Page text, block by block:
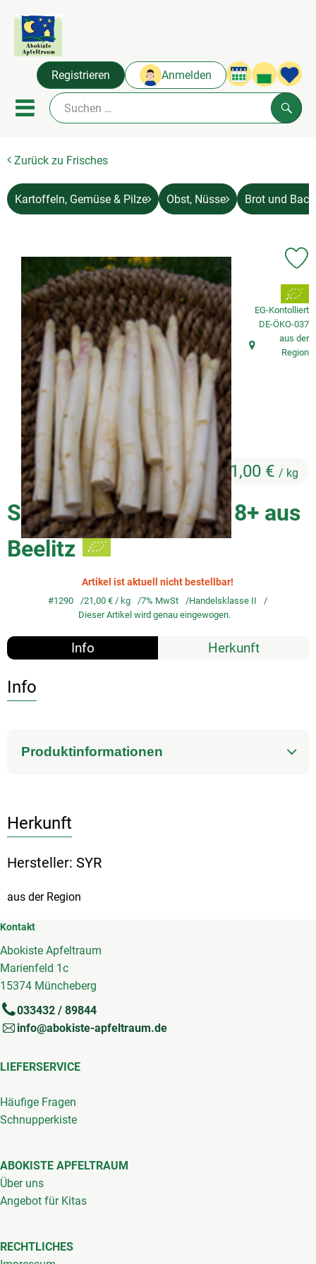
Registrieren Anmelden
Mobiles Menu öffnen oder
Abokisten
Angebot & Neues
Naturkost
Über uns
So geht's
Service
Unsere regionalen Erzeuger
Zurück zu Frisches
Kartoffeln, Gemüse & Pilze Obst, Nüsse Brot und
Spargel, weiß-violett,18+ aus
Beelitz
21,00 € / kg
, Verband:
EG-Kontolliert
, Kontrollstelle:
DE-ÖKO-037
, Herkunft:
aus der
Region
Artikel ist aktuell nicht bestellbar!
#1290 21,00 €/ kg 7% MwSt
Handelsklasse II
Dieser Artikel wird genau eingewogen.
Info Herkunft
Info
Produktinformationen
Herkunft
Hersteller: SYR
aus der Region
Kontakt
Abokiste Apfeltraum
Marienfeld 1c
15374 Müncheberg
033432 / 89844
info@abokiste-apfeltraum.de
LIEFERSERVICE
Häufige Fragen
Schnupperkiste
ABOKISTE APFELTRAUM
Über uns
Angebot für Kitas
RECHTLICHES